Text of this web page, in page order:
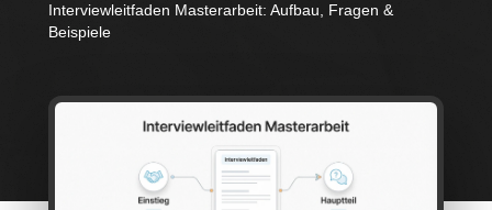
Interviewleitfaden Masterarbeit: Aufbau, Fragen &
Beispiele